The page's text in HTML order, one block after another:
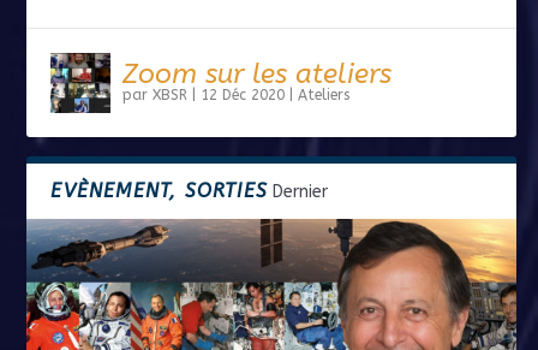
Zoom sur les ateliers
parXBSR 12 Déc 2020 |Ateliers
EVÈNEMENT, SORTIES Dernier